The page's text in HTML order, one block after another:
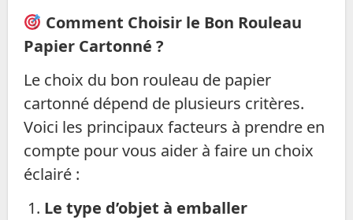
Comment Choisir le Bon Rouleau
Papier Cartonné ?
Le choix du bon rouleau de papier
cartonné dépend de plusieurs critères.
Voici les principaux facteurs à prendre en
compte pour vous aider à faire un choix
éclairé :
Le type d’objet à emballer